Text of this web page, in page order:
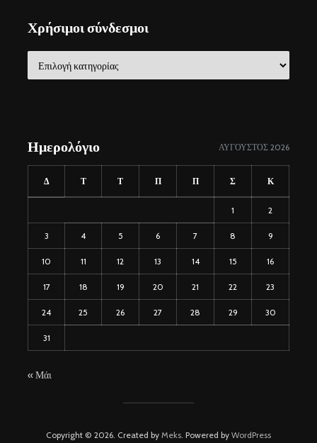
Χρήσιμοι σύνδεσμοι
σύνδεσμοι
Ημερολόγιο ΑΎΓΟΥΣΤΟΣ 2026
Δ Τ Τ Π Π Σ Κ
1 2
3 4 5 6 7 8 9
10 11 12 13 14 15 16
17 18 19 20 21 22 23
24 25 26 27 28 29 30
31
« Μάι
Copyright © 2026. Created by Meks. Powered by WordPress